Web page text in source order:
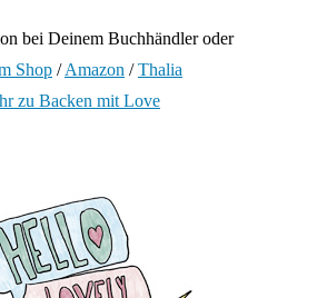
bei Deinem Buchhändler oder
Shop /Amazon /Thalia
zu Backen mit Love